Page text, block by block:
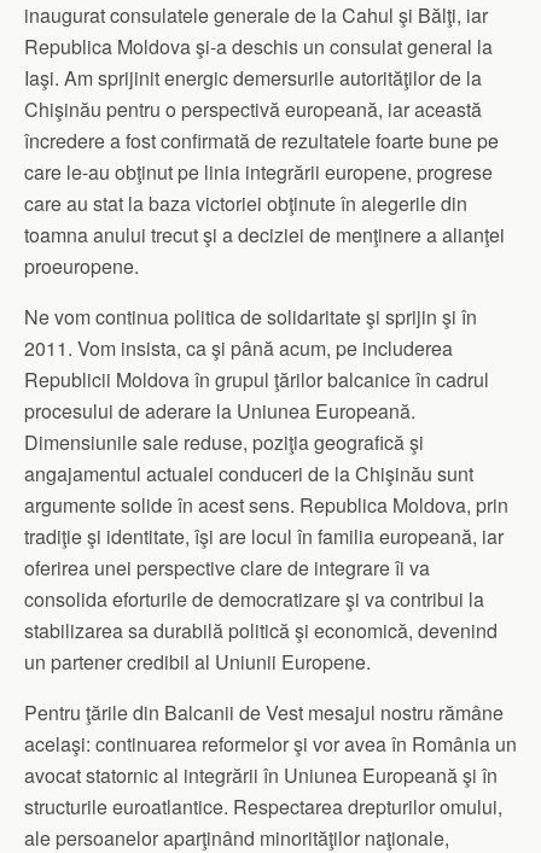
inaugurat consulatele generale de la Cahul şi Bălţi, iar
Republica Moldova şi-a deschis un consulat general la
Iaşi. Am sprijinit energic demersurile autorităţilor de la
Chişinău pentru o perspectivă europeană, iar această
încredere a fost confirmată de rezultatele foarte bune pe
care le-au obţinut pe linia integrării europene, progrese
care au stat la baza victoriei obţinute în alegerile din
toamna anului trecut şi a deciziei de menţinere a alianţei
proeuropene.
Ne vom continua politica de solidaritate şi sprijin şi în
2011. Vom insista, ca şi până acum, pe includerea
Republicii Moldova în grupul ţărilor balcanice în cadrul
procesului de aderare la Uniunea Europeană.
Dimensiunile sale reduse, poziţia geografică şi
angajamentul actualei conduceri de la Chişinău sunt
argumente solide în acest sens. Republica Moldova, prin
tradiţie şi identitate, îşi are locul în familia europeană, iar
oferirea unei perspective clare de integrare îi va
consolida eforturile de democratizare şi va contribui la
stabilizarea sa durabilă politică şi economică, devenind
un partener credibil al Uniunii Europene.
Pentru ţările din Balcanii de Vest mesajul nostru rămâne
acelaşi: continuarea reformelor şi vor avea în România un
avocat statornic al integrării în Uniunea Europeană şi în
structurile euroatlantice. Respectarea drepturilor omului,
ale persoanelor aparţinând minorităţilor naţionale,